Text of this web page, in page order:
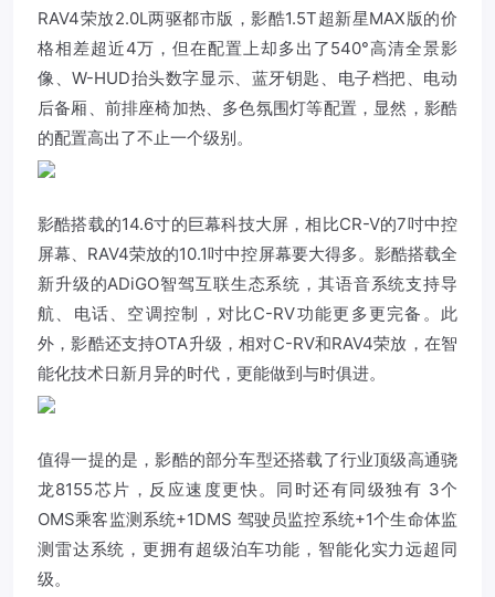
RAV4荣放2.0L两驱都市版，影酷1.5T超新星MAX版的价
格相差超近4万，但在配置上却多出了540°高清全景影
像、W-HUD抬头数字显示、蓝牙钥匙、电子档把、电动
后备厢、前排座椅加热、多色氛围灯等配置，显然，影酷
的配置高出了不止一个级别。
影酷搭载的14.6寸的巨幕科技大屏，相比CR-V的7吋中控
屏幕、RAV4荣放的10.1吋中控屏幕要大得多。影酷搭载全
新升级的ADiGO智驾互联生态系统，其语音系统支持导
航、电话、空调控制，对比C-RV功能更多更完备。此
外，影酷还支持OTA升级，相对C-RV和RAV4荣放，在智
能化技术日新月异的时代，更能做到与时俱进。
值得一提的是，影酷的部分车型还搭载了行业顶级高通骁
龙8155芯片，反应速度更快。同时还有同级独有 3个
OMS乘客监测系统+1DMS 驾驶员监控系统+1个生命体监
测雷达系统，更拥有超级泊车功能，智能化实力远超同
级。